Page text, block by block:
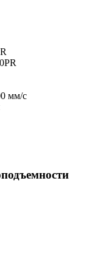
мм/с